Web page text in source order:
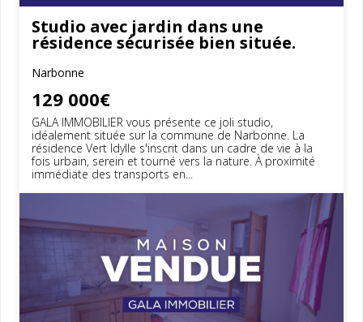
Studio avec jardin dans une
résidence sécurisée bien située.
Narbonne
129 000€
GALA IMMOBILIER vous présente ce joli studio,
idéalement située sur la commune de Narbonne. La
résidence Vert Idylle s'inscrit dans un cadre de vie à la
fois urbain, serein et tourné vers la nature. À proximité
immédiate des transports en...